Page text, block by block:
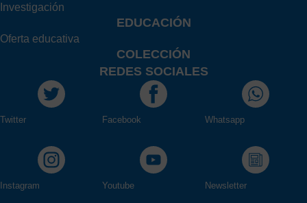
Investigación
EDUCACIÓN
Oferta educativa
COLECCIÓN
REDES SOCIALES
Twitter Facebook Whatsapp
Instagram Youtube Newsletter